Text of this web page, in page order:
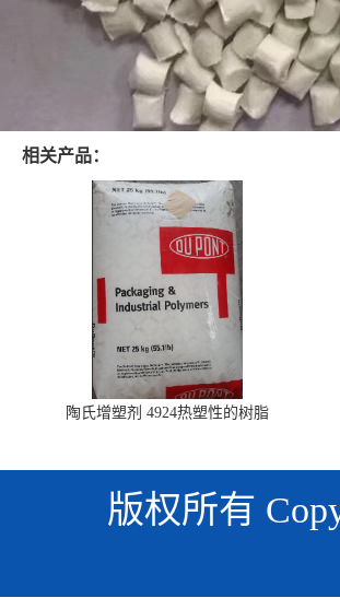
相关产品：
陶氏增塑剂 4924热塑性的树脂
版权所有